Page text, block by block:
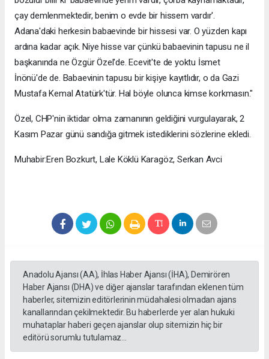
çay demlenmektedir, benim o evde bir hissem vardır'.
Adana'daki herkesin babaevinde bir hissesi var. O yüzden kapı
ardına kadar açık. Niye hisse var çünkü babaevinin tapusu ne il
başkanında ne Özgür Özel'de. Ecevit'te de yoktu İsmet
İnönü'de de. Babaevinin tapusu bir kişiye kayıtlıdır, o da Gazi
Mustafa Kemal Atatürk'tür. Hal böyle olunca kimse korkmasın."
Özel, CHP'nin iktidar olma zamanının geldiğini vurgulayarak, 2
Kasım Pazar günü sandığa gitmek istediklerini sözlerine ekledi.
Muhabir:Eren Bozkurt, Lale Köklü Karagöz, Serkan Avci
Anadolu Ajansı (AA), İhlas Haber Ajansı (İHA), Demirören
Haber Ajansı (DHA) ve diğer ajanslar tarafından eklenen tüm
haberler, sitemizin editörlerinin müdahalesi olmadan ajans
kanallarından çekilmektedir. Bu haberlerde yer alan hukuki
muhataplar haberi geçen ajanslar olup sitemizin hiç bir
editörü sorumlu tutulamaz...